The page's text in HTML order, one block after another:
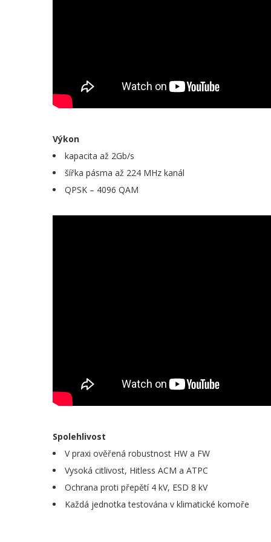
Výkon
kapacita až 2Gb/s
šířka pásma až 224 MHz kanál
QPSK – 4096 QAM
Spolehlivost
V praxi ověřená robustnost HW a FW
Vysoká citlivost, Hitless ACM a ATPC
Ochrana proti přepětí 4 kV, ESD 8 kV
Každá jednotka testována v klimatické komoře